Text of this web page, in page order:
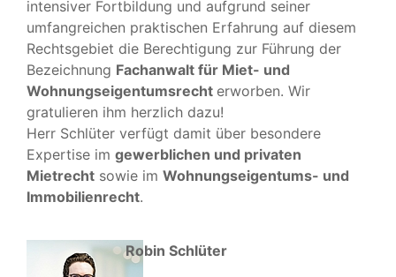
intensiver Fortbildung und aufgrund seiner
umfangreichen praktischen Erfahrung auf diesem
Rechtsgebiet die Berechtigung zur Führung der
Bezeichnung Fachanwalt für Miet- und
Wohnungseigentumsrecht erworben. Wir
gratulieren ihm herzlich dazu!
Herr Schlüter verfügt damit über besondere
Expertise im gewerblichen und privaten
Mietrecht sowie im Wohnungseigentums- und
Immobilienrecht.
Robin Schlüter